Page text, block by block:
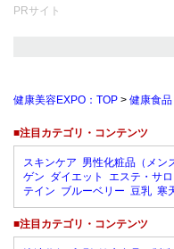
PRサイト
健康美容EXPO：TOP > 健康食品
■注目カテゴリ・コンテンツ
スキンケア 男性化粧品（メン
ゲン ダイエット エステ・サ
テイン ブルーベリー 豆乳 寒
■注目カテゴリ・コンテンツ